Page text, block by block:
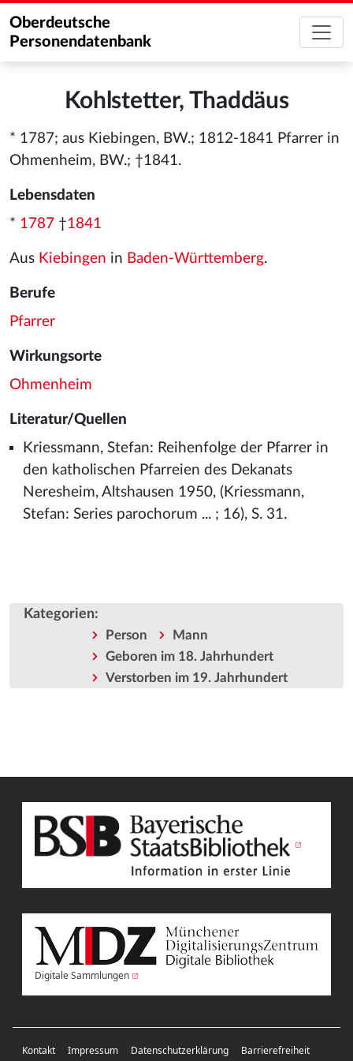
Oberdeutsche
Personendatenbank
Kohlstetter, Thaddäus
* 1787; aus Kiebingen, BW.; 1812-1841 Pfarrer in
Ohmenheim, BW.; †1841.
Lebensdaten
* 1787 †1841
Aus Kiebingen in Baden-Württemberg.
Berufe
Pfarrer
Wirkungsorte
Ohmenheim
Literatur/Quellen
Kriessmann, Stefan: Reihenfolge der Pfarrer in
den katholischen Pfarreien des Dekanats
Neresheim, Altshausen 1950, (Kriessmann,
Stefan: Series parochorum ... ; 16), S. 31.
Kategorien:
Person
Mann
Geboren im 18. Jahrhundert
Verstorben im 19. Jahrhundert
Digitale Sammlungen
Kontakt Impressum Datenschutzerklärung Barrierefreiheit